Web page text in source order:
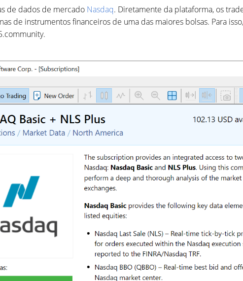
de dados de mercado Nasdaq. Diretamente da plataforma, os
de instrumentos financeiros de uma das maiores bolsas. Para